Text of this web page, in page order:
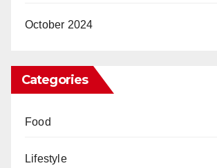
October 2024
Categories
Food
Lifestyle